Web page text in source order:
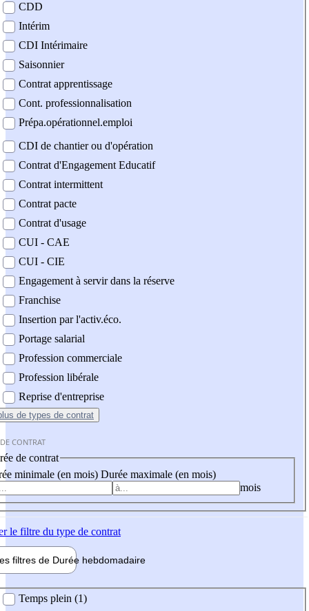
CDD
Intérim
CDI Intérimaire
Saisonnier
Contrat apprentissage
Cont. professionnalisation
Prépa.opérationnel.emploi
CDI de chantier ou d'opération
Contrat d'Engagement Educatif
Contrat intermittent
Contrat pacte
Contrat d'usage
CUI - CAE
CUI - CIE
Engagement à servir dans la réserve
Franchise
Insertion par l'activ.éco.
Portage salarial
Profession commerciale
Profession libérale
Reprise d'entreprise
de types de contrat
CONTRAT
de contrat
minimale (en mois) Durée maximale (en mois)
mois
le filtre du type de contrat
filtres de Durée hebdomadaire
Temps plein (1)